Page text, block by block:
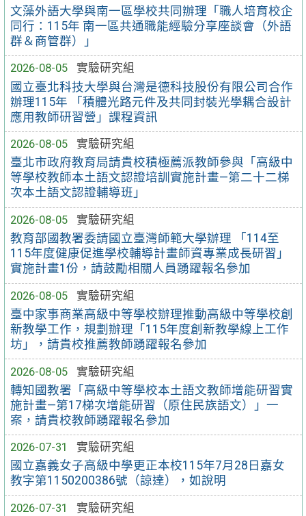
文藻外語大學與南一區學校共同辦理「職人培育校企
同行：115年 南一區共通職能經驗分享座談會（外語
群＆商管群）」
2026-08-05
實驗研究組
國立臺北科技大學與台灣是德科技股份有限公司合作
辦理115年 「積體光路元件及共同封裝光學耦合設計
應用教師研習營」課程資訊
2026-08-05
實驗研究組
臺北市政府教育局請貴校積極薦派教師參與「高級中
等學校教師本土語文認證培訓實施計畫—第二十二梯
次本土語文認證輔導班」
2026-08-05
實驗研究組
教育部國教署委請國立臺灣師範大學辦理 「114至
115年度健康促進學校輔導計畫師資專業成長研習」
實施計畫1份，請鼓勵相關人員踴躍報名參加
2026-08-05
實驗研究組
臺中家事商業高級中等學校辦理推動高級中等學校創
新教學工作，規劃辦理「115年度創新教學線上工作
坊」，請貴校推薦教師踴躍報名參加
2026-08-05
實驗研究組
轉知國教署「高級中等學校本土語文教師增能研習實
施計畫—第17梯次增能研習（原住民族語文）」一
案，請貴校教師踴躍報名參加
2026-07-31
實驗研究組
國立嘉義女子高級中學更正本校115年7月28日嘉女
教字第1150200386號（諒達），如說明
2026-07-31
實驗研究組